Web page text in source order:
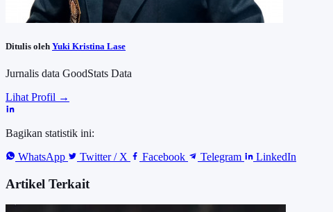
Ditulis oleh Yuki Kristina Lase
Jurnalis data GoodStats Data
Lihat Profil →
Bagikan statistik ini:
WhatsApp
Twitter / X Facebook Telegram LinkedIn
Artikel Terkait